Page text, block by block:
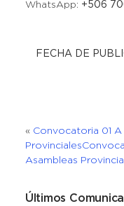
WhatsApp: +506
FECHA DE
« Convocatoria 01
Provinciales
Asambleas
Últimos